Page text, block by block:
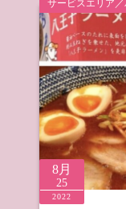
サービスエリア
8月
25
2022